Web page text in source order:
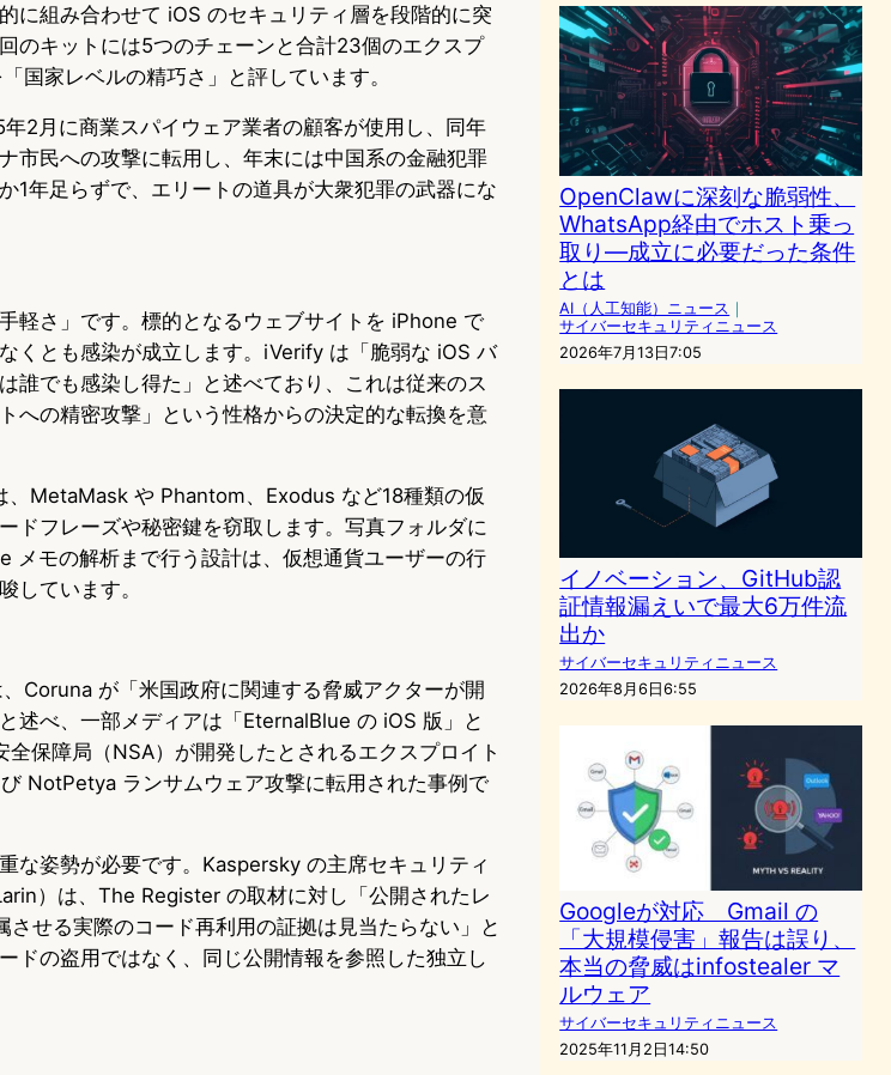
に組み合わせて iOS のセキュリティ層を段階的に突
のキットには5つのチェーンと合計23個のエクスプ
国家レベルの精巧さ」と評しています。
2月に商業スパイウェア業者の顧客が使用し、同年
市民への攻撃に転用し、年末には中国系の金融犯罪
1年足らずで、エリートの道具が大衆犯罪の武器にな
軽さ」です。標的となるウェブサイトを iPhone で
くとも感染が成立します。iVerify は「脆弱な iOS バ
誰でも感染し得た」と述べており、これは従来のス
への精密攻撃」という性格からの決定的な転換を意
MetaMask や Phantom、Exodus など18種類の仮
ドフレーズや秘密鍵を窃取します。写真フォルダに
メモの解析まで行う設計は、仮想通貨ユーザーの行
しています。
Coruna が「米国政府に関連する脅威アクターが開
述べ、一部メディアは「EternalBlue の iOS 版」と
保障局（NSA）が開発したとされるエクスプロイト
NotPetya ランサムウェア攻撃に転用された事例で
な姿勢が必要です。Kaspersky の主席セキュリティ
）は、The Register の取材に対し「公開されたレ
せる実際のコード再利用の証拠は見当たらない」と
ドの盗用ではなく、同じ公開情報を参照した独立し
OpenClawに深刻な脆弱性、
WhatsApp経由でホスト乗っ
取り—成立に必要だった条件
とは
AI（人工知能）ニュース ｜
サイバーセキュリティニュース
2026年7月13日7:05
イノベーション、GitHub認
証情報漏えいで最大6万件流
出か
サイバーセキュリティニュース
2026年8月6日6:55
Googleが対応 Gmail の
「大規模侵害」報告は誤り、
本当の脅威はinfostealer マ
ルウェア
サイバーセキュリティニュース
2025年11月2日14:50